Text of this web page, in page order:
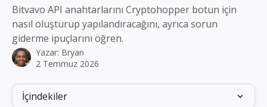
Bitvavo API anahtarlarını Cryptohopper botun için
nasıl oluşturup yapılandıracağını, ayrıca sorun
giderme ipuçlarını öğren.
Yazar: Bryan
2 Temmuz 2026
İçindekiler